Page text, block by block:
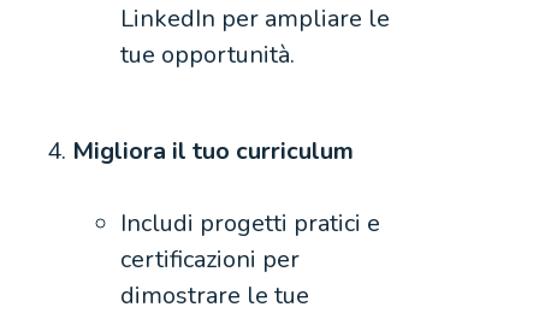
LinkedIn per ampliare le
tue opportunità.
Migliora il tuo curriculum
Includi progetti pratici e
certificazioni per
dimostrare le tue